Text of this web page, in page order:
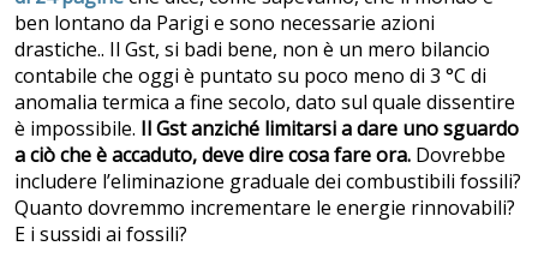
ben lontano da Parigi e sono necessarie azioni
drastiche.. Il Gst, si badi bene, non è un mero bilancio
contabile che oggi è puntato su poco meno di 3 °C di
anomalia termica a fine secolo, dato sul quale dissentire
è impossibile. Il Gst anziché limitarsi a dare uno sguardo
a ciò che è accaduto, deve dire cosa fare ora. Dovrebbe
includere l’eliminazione graduale dei combustibili fossili?
Quanto dovremmo incrementare le energie rinnovabili?
E i sussidi ai fossili?